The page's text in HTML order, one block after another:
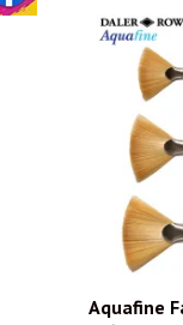
Aquafine